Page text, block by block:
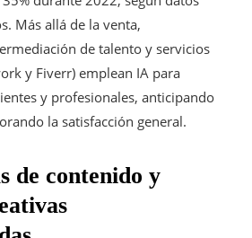
Más allá de la venta,
de talento y servicios
y Fiverr) emplean IA para
y profesionales, anticipando
la satisfacción general.
de contenido y